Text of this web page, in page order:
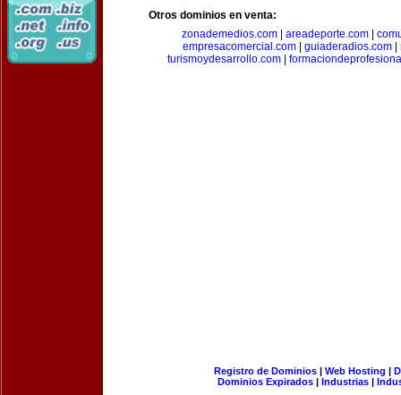
Otros dominios en venta:
zonademedios.com| areadeporte.com|
empresacomercial.com| guiaderadios.com|
turismoydesarrollo.com|
Registro de Dominios| Web Hosting |
Dominios Expirados | Industrias |